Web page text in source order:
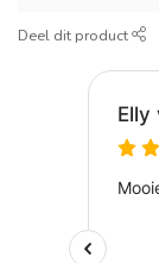
Deel dit product